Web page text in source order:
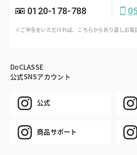
0120-178-788
※ご申告をいただければ、こちらから折り返しお電
DoCLASSE
公式SNSアカウント
公式
商品サポート